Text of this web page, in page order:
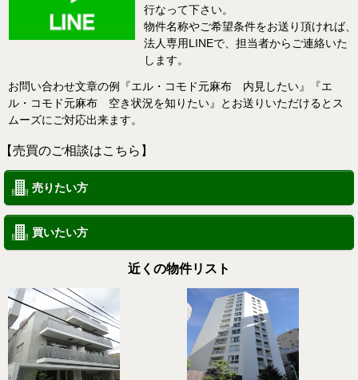
行なって下さい。
物件名称やご希望条件をお送り頂ければ、
法人専用LINEで、担当者からご連絡いた
します。
お問い合わせ文章の例『エル・コモド元麻布 内見したい』『エ
ル・コモド元麻布 空き状況を知りたい』とお送りいただけるとス
ムーズにご対応出来ます。
【売買のご相談はこちら】
売りたい方
買いたい方
近くの物件リスト